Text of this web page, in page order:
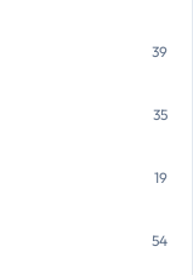
39
35
19
54